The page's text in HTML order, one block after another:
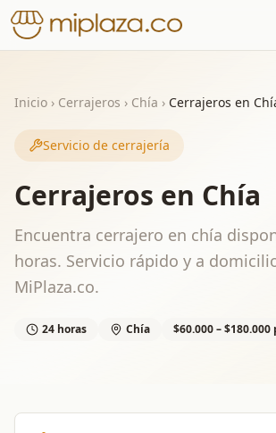
Inicio › Cerrajeros › Chía › Cerrajeros en
Servicio de cerrajería
Cerrajeros en Chía
Encuentra cerrajero en chía
horas. Servicio rápido y a
MiPlaza.co.
24 horas Chía $60.000 –